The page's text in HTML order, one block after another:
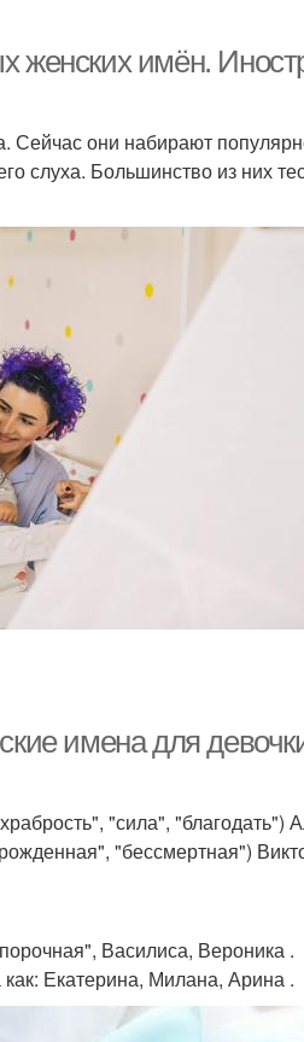
женских имён.
они набирают
слуха. Большинство из них
имена для
"сила", "благодать")
"бессмертная")
Василиса, Вероника .
Екатерина, Милана, Арина .